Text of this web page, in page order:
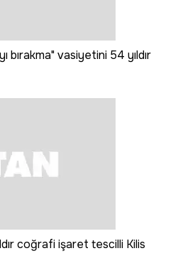
bırakma" vasiyetini 54 yıldır
coğrafi işaret tescilli Kilis